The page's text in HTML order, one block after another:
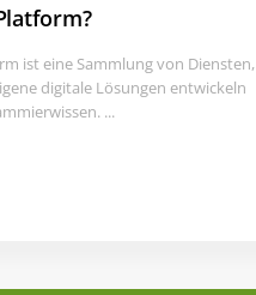
ist eine Sammlung von Diensten,
digitale Lösungen entwickeln
...